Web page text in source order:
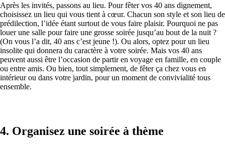
Après les invités, passons au lieu. Pour fêter vos 40 ans dignement,
choisissez un lieu qui vous tient à cœur. Chacun son style et son lieu de
prédilection, l’idée étant surtout de vous faire plaisir. Pourquoi ne pas
louer une salle pour faire une grosse soirée jusqu’au bout de la nuit ?
(On vous l’a dit, 40 ans c’est jeune !). Ou alors, optez pour un lieu
insolite qui donnera du caractère à votre soirée. Mais vos 40 ans
peuvent aussi être l’occasion de partir en voyage en famille, en couple
ou entre amis. Ou bien, tout simplement, de fêter ça chez vous en
intérieur ou dans votre jardin, pour un moment de convivialité tous
ensemble.
4. Organisez une soirée à thème